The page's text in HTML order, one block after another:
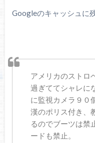
Googleのキャッシュに
アメリカのストロ
過ぎててシャレに
に監視カメラ９０
漢のポリス付き、
るのでブーツは禁
ードも禁止。